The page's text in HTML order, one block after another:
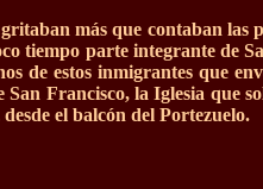
más que contaban
tiempo parte integrante de
de estos inmigrantes que
Francisco, la Iglesia que
el balcón del Portezuelo.